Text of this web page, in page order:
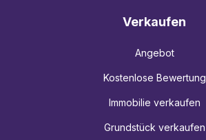
Verkaufen
Angebot
Kostenlose Bewertung
Immobilie verkaufen
Grundstück verkaufen